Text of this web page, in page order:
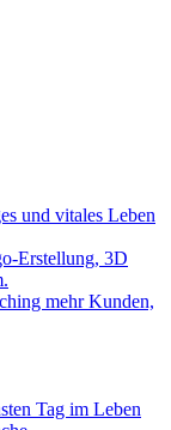
und vitales Leben
Erstellung, 3D
mehr Kunden,
Tag im Leben